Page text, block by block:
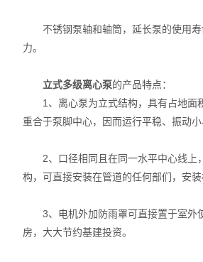
不锈钢泵轴和轴筒，延长泵的使用寿
力。
立式多级离心泵的产品特点：
1、离心泵为立式结构，具有占地面
重合于泵脚中心，因而运行平稳、振动小
2、口径相同且在同一水平中心线上
构，可直接安装在管道的任何部们，安装
3、电机外加防雨罩可直接置于室外
房，大大节约基建投资。